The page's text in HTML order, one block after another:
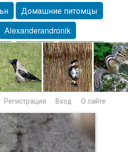
Домашние питомцы
Alexanderandronik
Портрет
Домашние
Утка Самара
Лебеди
Регистрация Вход О сайте